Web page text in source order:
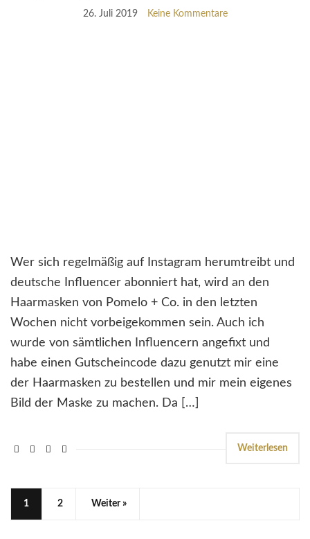
26. Juli 2019 Keine Kommentare
Wer sich regelmäßig auf Instagram herumtreibt und
deutsche Influencer abonniert hat, wird an den
Haarmasken von Pomelo + Co. in den letzten
Wochen nicht vorbeigekommen sein. Auch ich
wurde von sämtlichen Influencern angefixt und
habe einen Gutscheincode dazu genutzt mir eine
der Haarmasken zu bestellen und mir mein eigenes
Bild der Maske zu machen. Da […]
Weiterlesen
1 2 Weiter »